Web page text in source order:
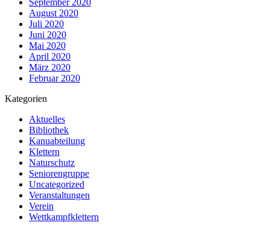
August 2020
Juli 2020
Juni 2020
Mai 2020
April 2020
März 2020
Februar 2020
Kategorien
Aktuelles
Bibliothek
Kanuabteilung
Klettern
Naturschutz
Seniorengruppe
Uncategorized
Veranstaltungen
Verein
Wettkampfklettern